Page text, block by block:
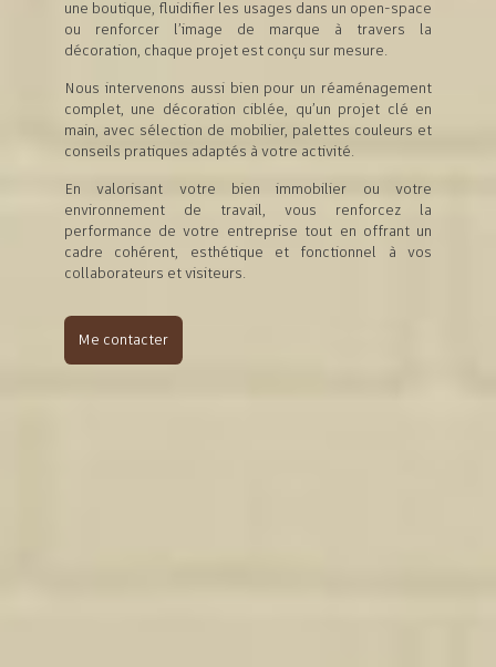
une boutique, fluidifier les usages dans un open-space
ou renforcer l’image de marque à travers la
décoration, chaque projet est conçu sur mesure.
Nous intervenons aussi bien pour un réaménagement
complet, une décoration ciblée, qu’un projet clé en
main, avec sélection de mobilier, palettes couleurs et
conseils pratiques adaptés à votre activité.
En valorisant votre bien immobilier ou votre
environnement de travail, vous renforcez la
performance de votre entreprise tout en offrant un
cadre cohérent, esthétique et fonctionnel à vos
collaborateurs et visiteurs.
Me contacter